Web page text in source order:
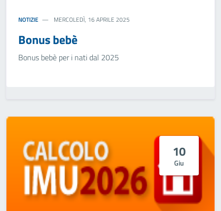
NOTIZIE MERCOLEDÌ, 16 APRILE 2025
Bonus bebè
Bonus bebè per i nati dal 2025
10
Giu